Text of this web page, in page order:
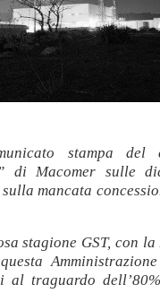
stampa del
di Macomer sulle
mancata
stagione GST, con la
al traguardo